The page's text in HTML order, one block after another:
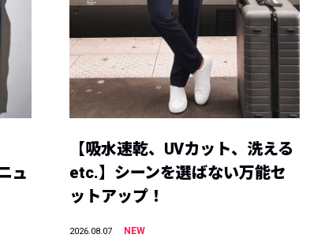
ュ
【吸水速乾、UVカット、洗える
etc.】シーンを選ばない万能セ
ットアップ！
2026.08.07
NEW